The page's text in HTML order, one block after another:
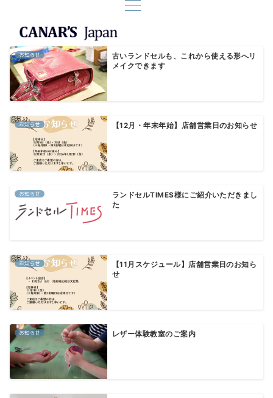
お知らせ
古いランドセルも、これから使える形へリ
メイクできます
お知らせ 【12月・年末年始】店舗営業日のお知らせ
お知らせ
ランドセルTIMES様にご紹介いただきまし
た
お知らせ
【11月スケジュール】店舗営業日のお知ら
せ
お知らせ レザー体験教室のご案内